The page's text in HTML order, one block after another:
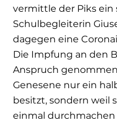
vermittle der Piks ein
Schulbegleiterin
dagegen eine
Die Impfung an den
Anspruch
Genesene nur ein
besitzt, sondern weil
einmal